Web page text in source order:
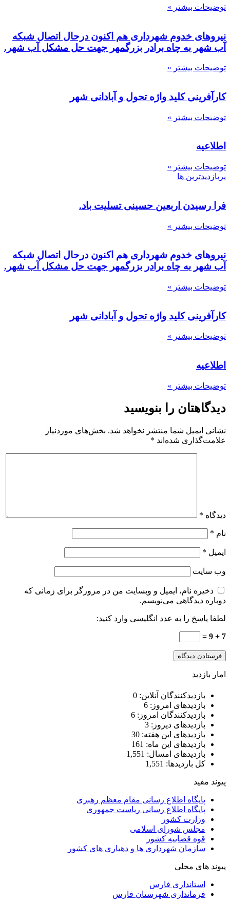
توضیحات بیشتر »
نیروهای خدوم شهرداری هم اکنون درحال اتصال شبکه
آب شهر به چاه برادر بزرگمهر جهت حل مشکل آب شهر.
توضیحات بیشتر »
کارآفرینی کلید واژه تحول و آبادانی شهر
توضیحات بیشتر »
اطلاعیه
توضیحات بیشتر »
پربازدیدترین ها
فرا رسیدن اربعین حسینی تسلیت باد.
توضیحات بیشتر »
نیروهای خدوم شهرداری هم اکنون درحال اتصال شبکه
آب شهر به چاه برادر بزرگمهر جهت حل مشکل آب شهر.
توضیحات بیشتر »
کارآفرینی کلید واژه تحول و آبادانی شهر
توضیحات بیشتر »
اطلاعیه
توضیحات بیشتر »
دیدگاهتان را بنویسید
نشانی ایمیل شما منتشر نخواهد شد. بخش‌های موردنیاز
علامت‌گذاری شده‌اند *
دیدگاه *
نام *
ایمیل *
وب‌ سایت
ذخیره نام، ایمیل و وبسایت من در مرورگر برای زمانی که
دوباره دیدگاهی می‌نویسم.
لطفا پاسخ را به عدد انگلیسی وارد کنید:
7 + 9 =
امار بازدید
بازدیدکنندگان آنلاین: 0
بازدیدهای امروز: 6
بازدیدکنندگان امروز: 6
بازدیدهای دیروز: 3
بازدیدهای این هفته: 30
بازدیدهای این ماه: 161
بازدیدهای امسال: 1,551
کل بازدیدها: 1,551
پیوند مفید
پایگاه اطلاع رسانی مقام معظم رهبری
پایگاه اطلاع رسانی ریاست جمهوری
وزارت کشور
مجلس شورای اسلامی
قوه قضاییه کشور
سازمان شهرداری ها و دهیاری های کشور
پیوند های محلی
استانداری فارس
فرمانداری شهرستان فارس